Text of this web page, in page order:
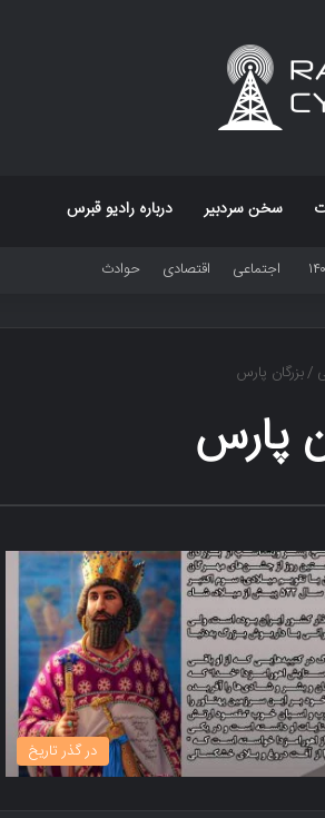
سخن سردبیر درباره رادیو قبرس
اجتماعی اقتصادی حوادث
/بزرگان پارس
پارس
در گذر تاریخ